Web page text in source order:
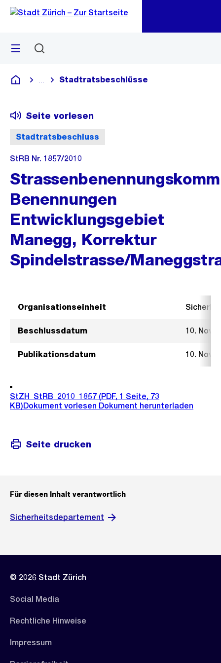
Navigation
Sprunglink
Menü
Deutsch
Blende alle Breadcrumbs ein
Stadtratsbeschlüsse
Stadtratsbeschluss
Seite vorlesen
StRB Nr. 1857/2010
Benennungen
Entwicklungsgebiet
Manegg, Korrektur
Spindelstrasse/
Organisationseinheit
Beschlussdatum 10.
Publikationsdatum 10.
StZH_StRB_2010_1857 (PDF, 1 Seite, 73
KB)Dokument vorlesen Dokument herunterladen
Seite drucken
Für diesen Inhalt verantwortlich
Sicherheitsdepartement
© 2026 Stadt Zürich
Social Media
Rechtliche Hinweise
Impressum